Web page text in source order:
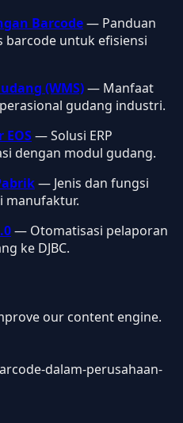
Barcode— Panduan
barcode untuk efisiensi
(WMS)— Manfaat
gudang industri.
— Solusi ERP
dengan modul gudang.
— Jenis dan fungsi
manufaktur.
— Otomatisasi pelaporan
ke DJBC.
our content engine.
dalam-perusahaan-